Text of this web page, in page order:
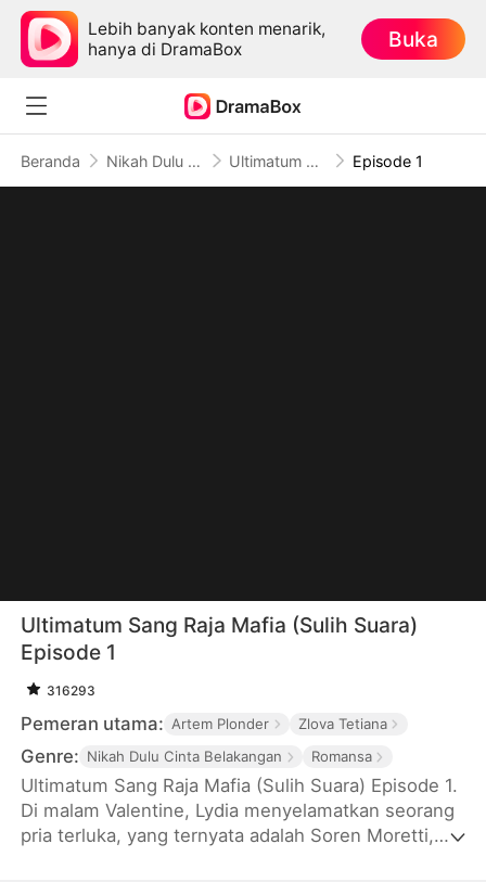
Lebih banyak konten menarik,
hanya di DramaBox
Buka
Beranda Nikah Dulu Cinta Belakangan Ultimatum Sang Raja Mafia (Sulih Suara) Episode 1
Ultimatum Sang Raja Mafia (Sulih Suara)
Episode 1
316293
Pemeran utama: Artem Plonder Zlova Tetiana
Genre: Nikah Dulu Cinta Belakangan Romansa
Ultimatum Sang Raja Mafia (Sulih Suara) Episode 1.
Di malam Valentine, Lydia menyelamatkan seorang
pria terluka, yang ternyata adalah Soren Moretti,